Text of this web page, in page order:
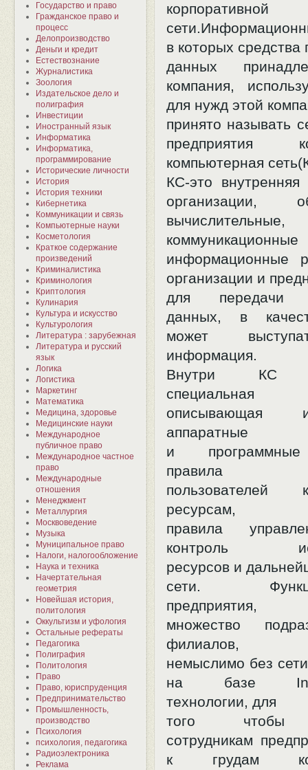
Государство и право
Гражданское право и
процесс
Делопроизводство
Деньги и кредит
Естествознание
Журналистика
Зоология
Издательское дело и
полиграфия
Инвестиции
Иностранный язык
Информатика
Информатика,
программирование
Исторические личности
История
История техники
Кибернетика
Коммуникации и связь
Компьютерные науки
Косметология
Краткое содержание
произведений
Криминалистика
Криминология
Криптология
Кулинария
Культура и искусство
Культурология
Литература : зарубежная
Литература и русский
язык
Логика
Логистика
Маркетинг
Математика
Медицина, здоровье
Медицинские науки
Международное
публичное право
Международное частное
право
Международные
отношения
Менеджмент
Металлургия
Москвоведение
Музыка
Муниципальное право
Налоги, налогообложение
Наука и техника
Начертательная
геометрия
Новейшая история,
политология
Оккультизм и уфология
Остальные рефераты
Педагогика
Полиграфия
Политология
Право
Право, юриспруденция
Предпринимательство
Промышленность,
производство
Психология
психология, педагогика
Радиоэлектроника
Реклама
корпоративной
в которых средства
данных
компания,
для нужд этой
принято называть
предприятия
компьютерная
КС-это внутренняя
организации,
вычислительные,
информационные
организации и
для передачи
данных, в
может
информация.
Внутри КС
специальная
описывающая
аппаратные
и программные
правила
ресурсам,
правила
контроль
ресурсов и
сети.
множество
филиалов,
немыслимо без
на базе
технологии, для
того чтобы
сотрудникам
к грудам